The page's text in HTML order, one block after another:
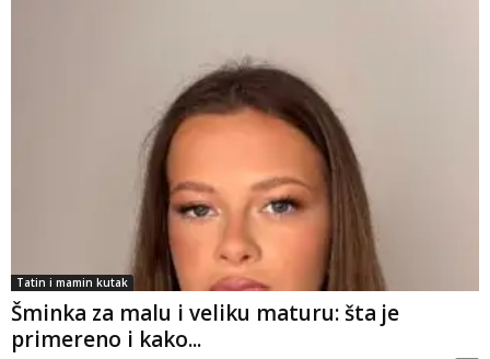
Tatin i mamin kutak
Šminka za malu i veliku maturu: šta je
primereno i kako...